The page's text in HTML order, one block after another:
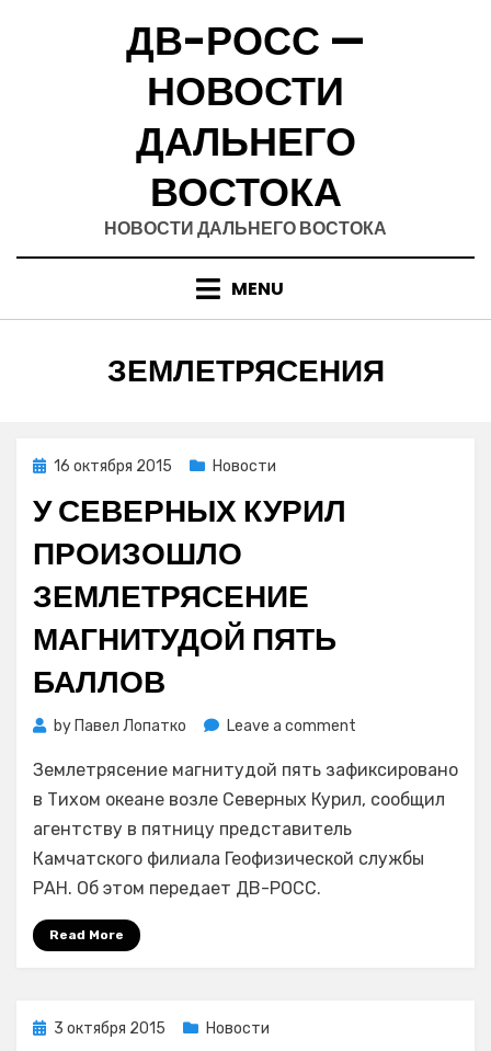
ДВ-РОСС —
НОВОСТИ
ДАЛЬНЕГО
ВОСТОКА
НОВОСТИ ДАЛЬНЕГО ВОСТОКА
MENU
МЕТКА
:
ЗЕМЛЕТРЯСЕНИЯ
Posted
16 октября 2015 Новости
У СЕВЕРНЫХ КУРИЛ
ПРОИЗОШЛО
ЗЕМЛЕТРЯСЕНИЕ
МАГНИТУДОЙ ПЯТЬ
БАЛЛОВ
by Павел Лопатко Leave a comment
Северных
Курил
магнитудой
Землетрясение магнитудой пять зафиксировано
в Тихом океане возле Северных Курил, сообщил
агентству в пятницу представитель
Камчатского филиала Геофизической службы
РАН. Об этом передает ДВ-РОСС.
Read More
Posted
3 октября 2015 Новости